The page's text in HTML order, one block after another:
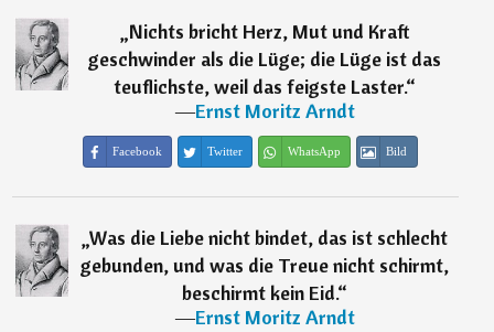
„Nichts bricht Herz, Mut und Kraft
geschwinder als die Lüge; die Lüge ist das
teuflichste, weil das feigste Laster.“
―Ernst Moritz Arndt
Facebook Twitter WhatsApp Bild
„Was die Liebe nicht bindet, das ist schlecht
gebunden, und was die Treue nicht schirmt,
beschirmt kein Eid.“
―Ernst Moritz Arndt